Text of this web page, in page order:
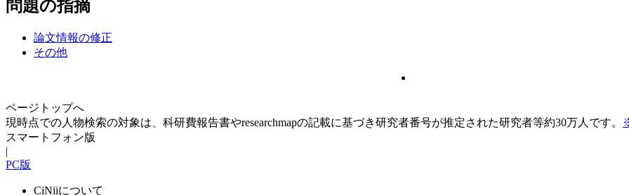
問題の指摘
論文情報の修正
その他
ページトップへ
現時点での人物検索の対象は、科研費報告書やresearchmapの記載に基づき研究者番号が推定された研究者等約30万人です。
スマートフォン版
|
PC版
CiNiiについて